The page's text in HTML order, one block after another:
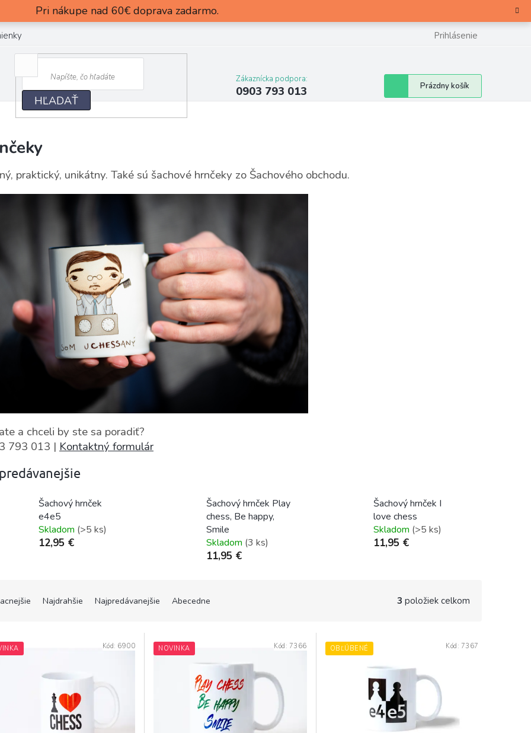
Pri nákupe nad 60€ doprava zadarmo.
Prihlásenie
HĽADAŤ
Zákaznícka podpora:
0903 793 013
Nákupný
košík
Prázdny košík
praktický, unikátny. Také sú šachové hrnčeky zo Šachového obchodu.
a chceli by ste sa poradiť?
793 013 | Kontaktný formulár
Šachový hrnček
e4e5
Skladom (>5 ks)
12,95 €
Šachový hrnček Play
chess, Be happy,
Smile
Skladom (3 ks)
11,95 €
Šachový hrnček I
love chess
Skladom (>5 ks)
11,95 €
Najdrahšie Najpredávanejšie Abecedne 3 položiek celkom
Kód: 6900 NOVINKA Kód: 7366 OBĽÚBENÉ Kód: 7367